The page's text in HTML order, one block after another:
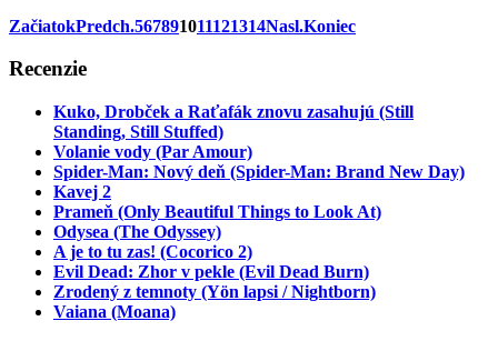
ZačiatokPredch.567891011121314Nasl.Koniec
Recenzie
Kuko, Drobček a Raťafák znovu zasahujú (Still
Standing, Still Stuffed)
Volanie vody (Par Amour)
Spider-Man: Nový deň (Spider-Man: Brand New Day)
Kavej 2
Prameň (Only Beautiful Things to Look At)
Odysea (The Odyssey)
A je to tu zas! (Cocorico 2)
Evil Dead: Zhor v pekle (Evil Dead Burn)
Zrodený z temnoty (Yön lapsi / Nightborn)
Vaiana (Moana)